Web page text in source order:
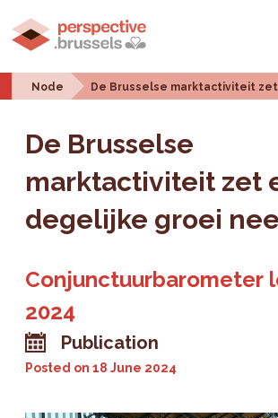
Node De Brusselse marktactiviteit
De Brusselse
marktactiviteit zet
degelijke groei
Conjunctuurbarometer
2024
Publication
Posted on18 June 2024